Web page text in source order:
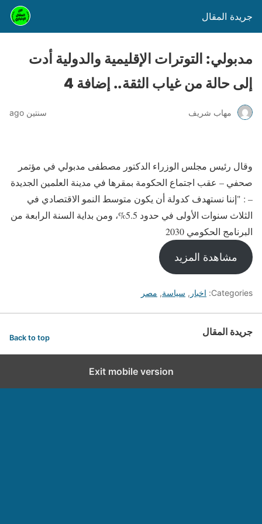
جريدة المقال
مدبولي: التوترات الإقليمية والدولية أدت
إلى حالة من غياب الثقة.. إضافة 4
مهاب شريف سنتين ago
وقال رئيس مجلس الوزراء الدكتور مصطفى مدبولي في مؤتمر
صحفي – عقب اجتماع الحكومة بمقرها في مدينة العلمين الجديدة
– : "إننا نستهدف كدولة أن يكون متوسط النمو الاقتصادي في
الثلاث سنوات الأولى في حدود 5.5%، ومن بداية السنة الرابعة من
البرنامج الحكومي 2030
مشاهدة المزيد
Categories: اخبار , سياسة, مصر
جريدة المقال Back to top
Exit mobile version